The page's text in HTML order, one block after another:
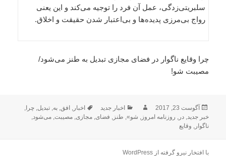
سلبریتی‌زدگی، عمل آن فرد را توجیه می‌کند و این یعنی
رواج بی‌مرزی پدیده‌ها و بی‌اعتبار شدن حقیقت و اخلاق.
چرا وقایع ناگوار در فضای مجازی تبدیل به طنز می‌شود/
مصیبت شو!
ارسال
شده
در
آگوست 23, 2017 نویسندهدسته‌ها
اخبار جدید برچسب‌ها
اخبار, افق,به,تبدیل,چرا,
خبر جدید,در, روزنامه امروز, شو», طنز, فضای,مجازی,مصیبت,می‌شود,
ناگوار, وقایع
با افتخار نیرو گرفته از WordPress